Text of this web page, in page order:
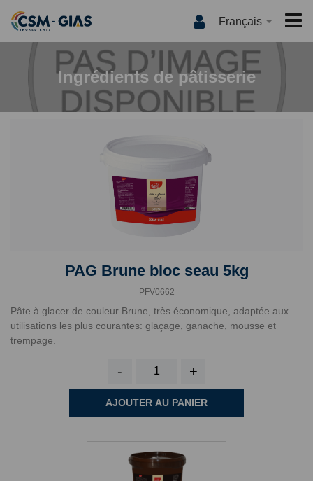
Français
ACCUEIL
CSM-GIAS
QUI SOMMES NOUS ?
QUALITÉ
INNOVATION
PRODUITS
MEDIA
LES RECETTES
CSM-GIAS TV
CATALOGUE
CONTACT
ACTUALITÉS
Ingrédients de pâtisserie
PAG Brune bloc seau 5kg
PFV0662
Pâte à glacer de couleur Brune, très économique, adaptée aux
utilisations les plus courantes: glaçage, ganache, mousse et
trempage.
- +
AJOUTER AU PANIER